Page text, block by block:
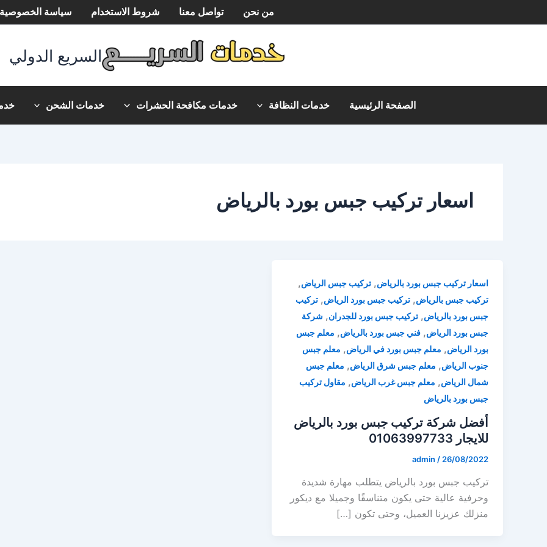
إلى
من نحن تواصل معنا شروط الاستخدام سياسة الخصوصية
السريع الدولي
الصفحة الرئيسية خدمات النظافة خدمات مكافحة الحشرات خدمات الشحن
اسعار تركيب جبس بورد بالرياض
اسعار تركيب جبس بورد بالرياض, تركيب جبس الرياض,
تركيب جبس بالرياض, تركيب جبس بورد الرياض, تركيب
جبس بورد بالرياض, تركيب جبس بورد للجدران, شركة
جبس بورد الرياض, فني جبس بورد بالرياض, معلم جبس
بورد الرياض, معلم جبس بورد في الرياض, معلم جبس
جنوب الرياض, معلم جبس شرق الرياض, معلم جبس
شمال الرياض, معلم جبس غرب الرياض, مقاول تركيب
جبس بورد بالرياض
أفضل شركة تركيب جبس بورد بالرياض
للايجار 01063997733
admin / 26/08/2022
تركيب جبس بورد بالرياض يتطلب مهارة شديدة
وحرفية عالية حتى يكون متناسقًا وجميلا مع ديكور
منزلك عزيزنا العميل، وحتى تكون […]